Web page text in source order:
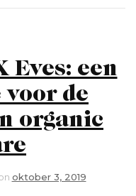
Eves: een
de
organic
oktober 3, 2019